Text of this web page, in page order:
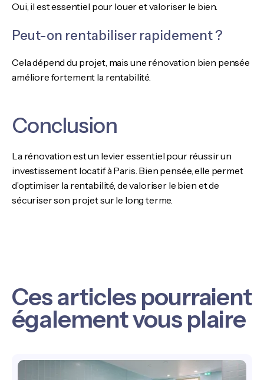
Oui, il est essentiel pour louer et valoriser le bien.
Peut-on rentabiliser rapidement ?
Cela dépend du projet, mais une rénovation bien pensée
améliore fortement la rentabilité.
Conclusion
La rénovation est un levier essentiel pour réussir un
investissement locatif à Paris. Bien pensée, elle permet
d’optimiser la rentabilité, de valoriser le bien et de
sécuriser son projet sur le long terme.
Ces articles pourraient
également vous plaire